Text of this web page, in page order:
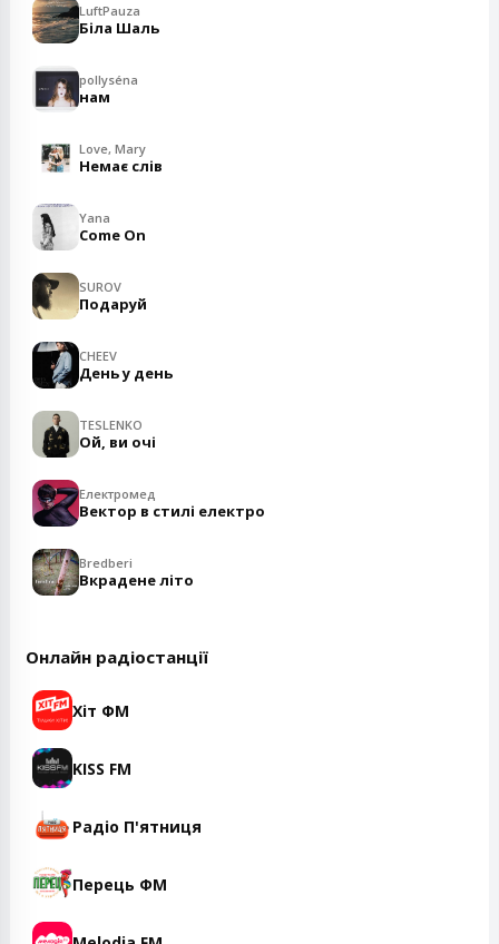
LuftPauza
Біла Шаль
pollyséna
нам
Love, Mary
Немає слів
Yana
Come On
SUROV
Подаруй
CHEEV
День у день
TESLENKO
Ой, ви очі
Електромед
Вектор в стилі електро
Bredberi
Вкрадене літо
Онлайн радіостанції
Хіт ФМ
KISS FM
Радіо П'ятниця
Перець ФМ